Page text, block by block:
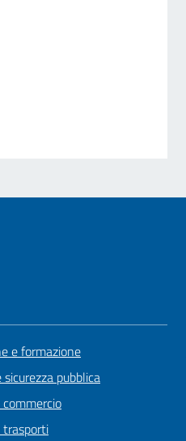
e formazione
sicurezza pubblica
trasporti